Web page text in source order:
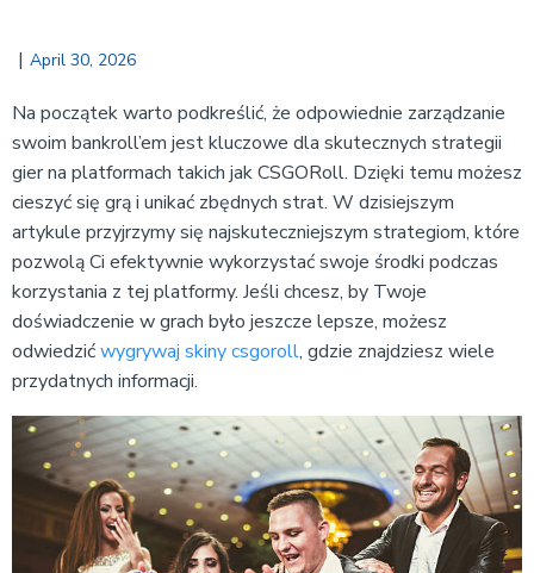
| April 30, 2026
Na początek warto podkreślić, że odpowiednie zarządzanie
swoim bankroll’em jest kluczowe dla skutecznych strategii
gier na platformach takich jak CSGORoll. Dzięki temu możesz
cieszyć się grą i unikać zbędnych strat. W dzisiejszym
artykule przyjrzymy się najskuteczniejszym strategiom, które
pozwolą Ci efektywnie wykorzystać swoje środki podczas
korzystania z tej platformy. Jeśli chcesz, by Twoje
doświadczenie w grach było jeszcze lepsze, możesz
odwiedzićwygrywaj skiny csgoroll, gdzie znajdziesz wiele
przydatnych informacji.